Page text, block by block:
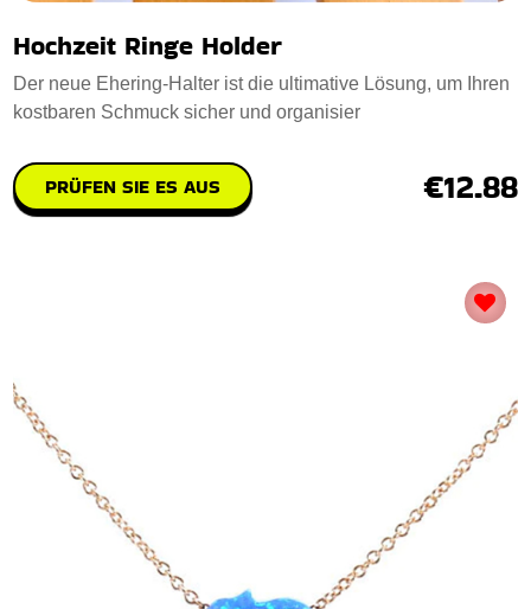
Hochzeit Ringe Holder
Der neue Ehering-Halter ist die ultimative Lösung, um Ihren
kostbaren Schmuck sicher und organisier
PRÜFEN SIE ES AUS €12.88